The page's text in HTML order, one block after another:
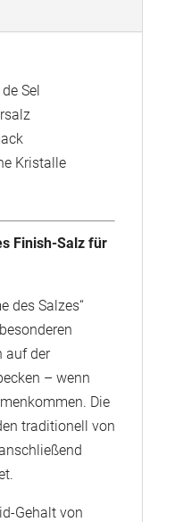
Sel
Kristalle
Finish-Salz für
des Salzes“
auf der
– wenn
Die
traditionell von
Gehalt von